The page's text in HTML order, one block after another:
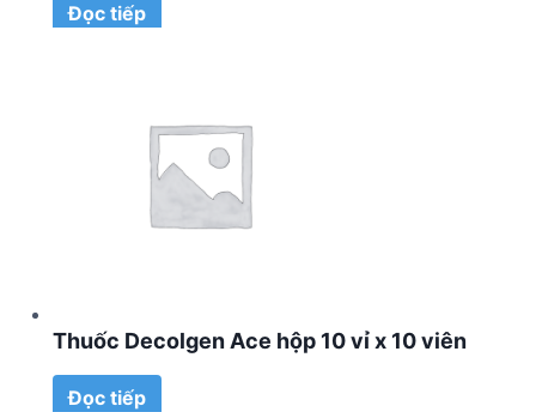
Đọc tiếp
Thuốc Decolgen Ace hộp 10 vỉ x 10 viên
Đọc tiếp